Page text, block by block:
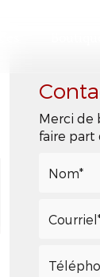
Merci de
faire part